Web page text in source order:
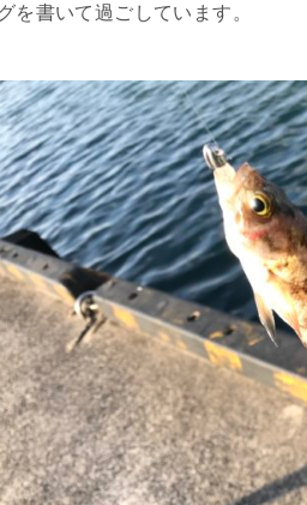
を書いて過ごしています。